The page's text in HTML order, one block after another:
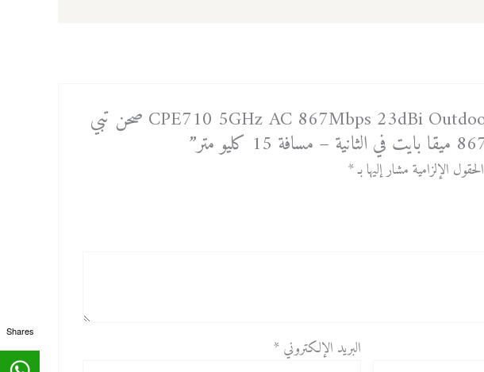
15
كليو
متر
كن أول من يقيم “CPE710 5GHz AC 867Mbps 23dBi Outdoor CPE صحن تبي
الحقول الإلزامية مشار إليها بـ*
البريد الإلكتروني *
Shares